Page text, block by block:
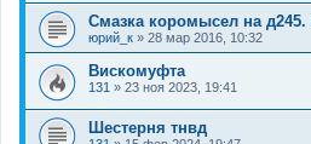
Смазка коромысел на д245.
юрий_к » 28 мар 2016, 10:32
Вискомуфта
131 » 23 ноя 2023, 19:41
Шестерня тнвд